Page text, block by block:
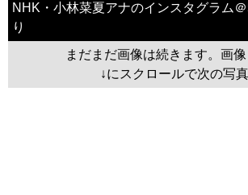
NHK・小林菜夏アナのインスタグラム
り
まだまだ画像は続きます。画像
↓にスクロールで次の写